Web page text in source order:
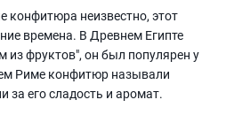
конфитюра неизвестно, этот
времена. В Древнем Египте
фруктов", он был популярен у
Риме конфитюр называли
за его сладость и аромат.